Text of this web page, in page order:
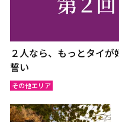
２人なら、もっとタイ
誓い
その他エリア